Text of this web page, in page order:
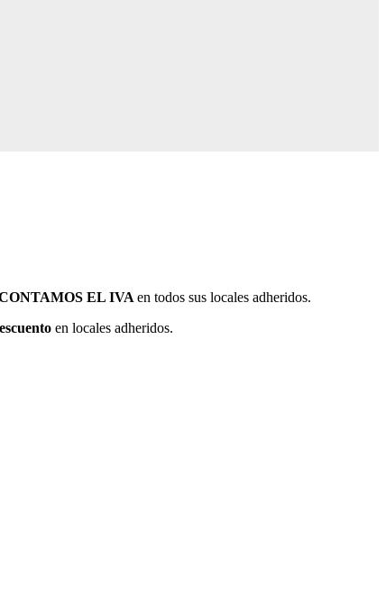
EL IVA en todos sus locales adheridos.
en locales adheridos.